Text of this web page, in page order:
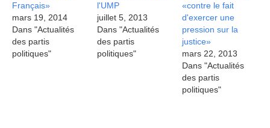
Français»
mars 19, 2014
Dans "Actualités
des partis
politiques"
l'UMP
juillet 5, 2013
Dans "Actualités
des partis
politiques"
«contre le fait
d'exercer une
pression sur la
justice»
mars 22, 2013
Dans "Actualités
des partis
politiques"